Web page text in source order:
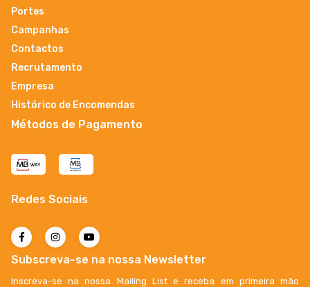
Portes
Campanhas
Contactos
Recrutamento
Empresa
Histórico de Encomendas
Métodos de Pagamento
Redes Sociais
Subscreva-se na nossa Newsletter
Inscreva-se na nossa Mailing List e receba em primeira mão